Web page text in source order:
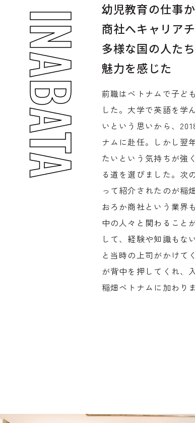
INABATA
幼児教育の仕事
商社へキャリア
多様な国の人た
魅力を感じた
前職はベトナムで子ど
した。大学で英語を学
いという思いから、
ナムに赴任。しかし翌
たいという気持ちが強
る道を選びました。次
って紹介されたのが稲
おろか商社という業界
中の人々と関わること
して、経験や知識もな
と当時の上司がかけて
が背中を押してくれ、
稲畑ベトナムに加わり